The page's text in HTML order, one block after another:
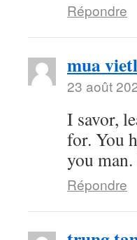
Répondre
mua
23 août
I savor,
for. You
you man.
Répondre